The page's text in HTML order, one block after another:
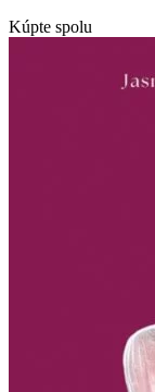
Kúpte spolu